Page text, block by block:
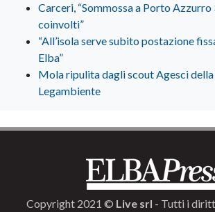
Carceri, “Sommossa a Porto
coinvolti”
“All’isola serve subito postazione
Elba”
Mola ripulita dagli scout Agesci della
Legambiente
Copyright 2021 © Live srl - Tutti i